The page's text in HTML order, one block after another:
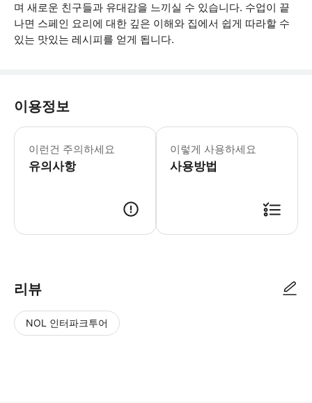
며 새로운 친구들과 유대감을 느끼실 수 있습니다. 수업이 끝
나면 스페인 요리에 대한 깊은 이해와 집에서 쉽게 따라할 수
있는 맛있는 레시피를 얻게 됩니다.
이용정보
이런건 주의하세요
유의사항
본 투어는 영어로 진행됩니다. 안타깝
이렇게 사용하세요
사용방법
리뷰
NOL 인터파크투어